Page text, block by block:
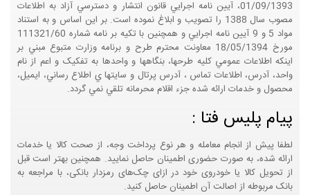
01/09/1393، آيين نامه اجرايي قانون انتشار و دسترسي آزاد به اطلاعات
مصوب سال 1388 را تصويب و ابلاغ نموده است. بر اين اساس و به استناد
مواد 5 و 9 آيين نامه اجرايي و همچنين با تکيه بر نامه شماره 111321/60
مورخ 18/05/1394 معاونت محترم طرح و برنامه وزارت متبوع مبني بر
اينکه اطلاعات عمومي کليه طرحها، بنگاهها و واحدها به تفکيک و اعم از نام
واحد، آدرس، اطلاعات تماس ، آدرس پرتال و سايتها ي اطلاع رساني، ايميل،
محصول و خدمات ارائه شده جزء اقلام محرمانه تلقي نمي گردد.
پیام پلیس فتا :
لطفا پیش از انجام معامله و هر نوع پرداخت وجه، از صحت کالا یا خدمات
ارائه شده، به صورت حضوری اطمینان حاصل نمایید. همچنین بهتر است قبل
از تحویل کالا یا خودروی خود در ازای چک‌های رمزدار بانکی، با مراجعه به
بانک مربوطه از اصالت آن اطمینان حاصل کنید.